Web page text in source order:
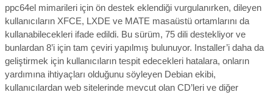
ppc64el mimarileri için ön destek eklendiği vurgulanırken, dileyen
kullanıcıların XFCE, LXDE ve MATE masaüstü ortamlarını da
kullanabilecekleri ifade edildi. Bu sürüm, 75 dili destekliyor ve
bunlardan 8’i için tam çeviri yapılmış bulunuyor. Installer’i daha da
geliştirmek için kullanıcıların tespit edecekleri hatalara, onların
yardımına ihtiyaçları olduğunu söyleyen Debian ekibi,
kullanıcılardan web sitelerinde mevcut olan CD’leri ve diğer